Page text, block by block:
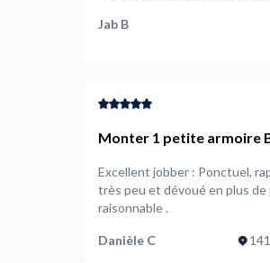
Jab B
Excellent jobber : Ponctuel, rapide, compétent comme
très peu et dévoué en plus
raisonnable .
Danièle C